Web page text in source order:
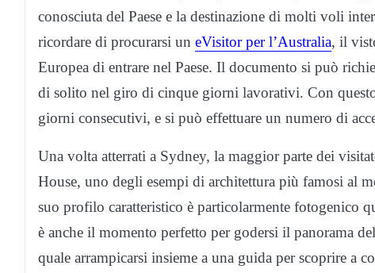
conosciuta del Paese e la destinazione di molti voli
ricordare di procurarsi un eVisitor per l’Australia, il
Europea di entrare nel Paese. Il documento si può
di solito nel giro di cinque giorni lavorativi. Con
giorni consecutivi, e si può effettuare un numero di
Una volta atterrati a Sydney, la maggior parte dei
House, uno degli esempi di architettura più famosi al
suo profilo caratteristico è particolarmente fotogenico
è anche il momento perfetto per godersi il panorama
quale arrampicarsi insieme a una guida per scoprire a